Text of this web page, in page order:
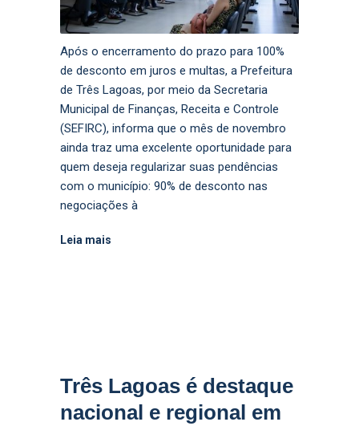
Após o encerramento do prazo para 100%
de desconto em juros e multas, a Prefeitura
de Três Lagoas, por meio da Secretaria
Municipal de Finanças, Receita e Controle
(SEFIRC), informa que o mês de novembro
ainda traz uma excelente oportunidade para
quem deseja regularizar suas pendências
com o município: 90% de desconto nas
negociações à
Leia mais
Três Lagoas é destaque
nacional e regional em